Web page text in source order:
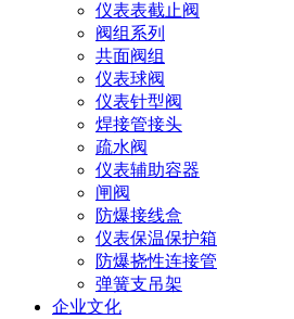
仪表表截止阀
阀组系列
共面阀组
仪表球阀
仪表针型阀
焊接管接头
疏水阀
仪表辅助容器
闸阀
防爆接线盒
仪表保温保护箱
防爆挠性连接管
弹簧支吊架
企业文化